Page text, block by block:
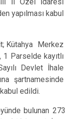
yapılması kabul
Kütahya Merkez
Parselde kayıtlı
Devlet İhale
şartnamesinde
edildi.
bulunan 273